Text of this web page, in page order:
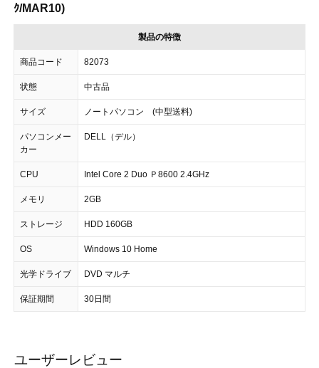
ｸ/MAR10)
製品の特徴
商品コード 82073
状態 中古品
サイズ ノートパソコン (中型送料)
パソコンメー
カー
DELL（デル）
CPU Intel Core 2 Duo Ｐ8600 2.4GHz
メモリ 2GB
ストレージ HDD 160GB
OS Windows 10 Home
光学ドライブ DVD マルチ
保証期間 30日間
ユーザーレビュー